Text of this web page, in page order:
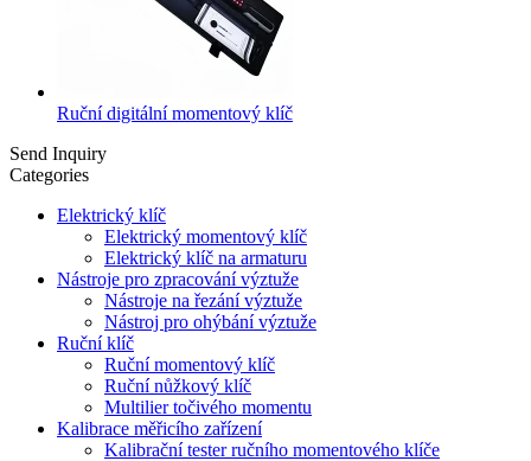
Ruční digitální momentový klíč
Send Inquiry
Categories
Elektrický klíč
Elektrický momentový klíč
Elektrický klíč na armaturu
Nástroje pro zpracování výztuže
Nástroje na řezání výztuže
Nástroj pro ohýbání výztuže
Ruční klíč
Ruční momentový klíč
Ruční nůžkový klíč
Multilier točivého momentu
Kalibrace měřicího zařízení
Kalibrační tester ručního momentového klíče